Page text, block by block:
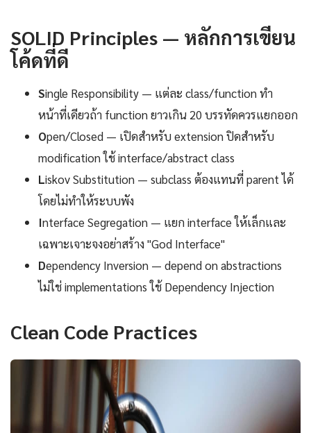
SOLID Principles — หลักการเขียน
โค้ดที่ดี
Single Responsibility — แต่ละ class/function ทำ
หน้าที่เดียวถ้า function ยาวเกิน 20 บรรทัดควรแยกออก
Open/Closed — เปิดสำหรับ extension ปิดสำหรับ
modification ใช้ interface/abstract class
Liskov Substitution — subclass ต้องแทนที่ parent ได้
โดยไม่ทำให้ระบบพัง
Interface Segregation — แยก interface ให้เล็กและ
เฉพาะเจาะจงอย่าสร้าง "God Interface"
Dependency Inversion — depend on abstractions
ไม่ใช่ implementations ใช้ Dependency Injection
Clean Code Practices